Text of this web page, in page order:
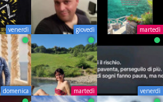
venerdì giovedì martedì
domenica martedì venerdì